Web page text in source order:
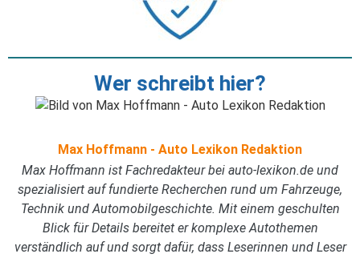
Wer schreibt hier?
Max Hoffmann - Auto Lexikon Redaktion
Max Hoffmann ist Fachredakteur bei auto-lexikon.de und
spezialisiert auf fundierte Recherchen rund um Fahrzeuge,
Technik und Automobilgeschichte. Mit einem geschulten
Blick für Details bereitet er komplexe Autothemen
verständlich auf und sorgt dafür, dass Leserinnen und Leser